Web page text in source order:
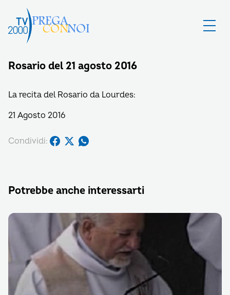
Rosario del 21 agosto 2016
La recita del Rosario da Lourdes:
21 Agosto 2016
Condividi:
Potrebbe anche interessarti